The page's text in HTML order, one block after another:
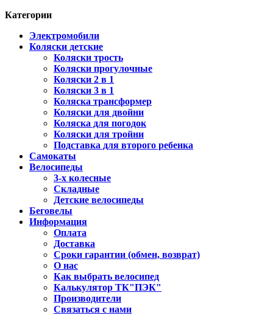
Категории
Электромобили
Коляски детские
Коляски трость
Коляски прогулочные
Коляски 2 в 1
Коляски 3 в 1
Коляска трансформер
Коляски для двойни
Коляска для погодок
Коляски для тройни
Подставка для второго ребенка
Самокаты
Велосипеды
3-х колесные
Складные
Детские велосипеды
Беговелы
Информация
Оплата
Доставка
Сроки гарантии (обмен, возврат)
О нас
Как выбрать велосипед
Калькулятор ТК"ПЭК"
Производители
Связаться с нами